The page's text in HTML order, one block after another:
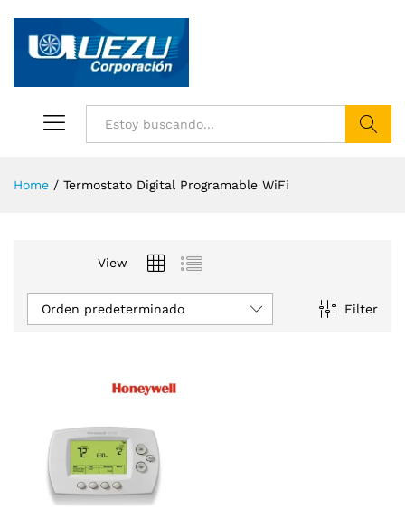
Home / Termostato Digital Programable WiFi
View
Filter
Orden predeterminado